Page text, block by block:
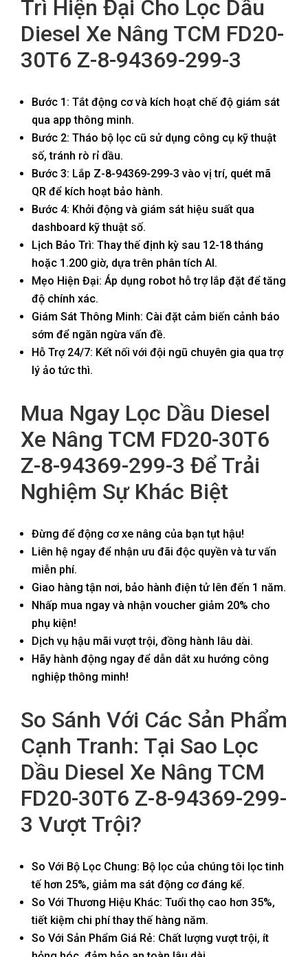
Trì Hiện Đại Cho Lọc Dầu
Diesel Xe Nâng TCM FD20-
30T6 Z-8-94369-299-3
Bước 1: Tắt động cơ và kích hoạt chế độ giám sát
qua app thông minh.
Bước 2: Tháo bộ lọc cũ sử dụng công cụ kỹ thuật
số, tránh rò rỉ dầu.
Bước 3: Lắp Z-8-94369-299-3 vào vị trí, quét mã
QR để kích hoạt bảo hành.
Bước 4: Khởi động và giám sát hiệu suất qua
dashboard kỹ thuật số.
Lịch Bảo Trì: Thay thế định kỳ sau 12-18 tháng
hoặc 1.200 giờ, dựa trên phân tích AI.
Mẹo Hiện Đại: Áp dụng robot hỗ trợ lắp đặt để tăng
độ chính xác.
Giám Sát Thông Minh: Cài đặt cảm biến cảnh báo
sớm để ngăn ngừa vấn đề.
Hỗ Trợ 24/7: Kết nối với đội ngũ chuyên gia qua trợ
lý ảo tức thì.
Mua Ngay Lọc Dầu Diesel
Xe Nâng TCM FD20-30T6
Z-8-94369-299-3 Để Trải
Nghiệm Sự Khác Biệt
Đừng để động cơ xe nâng của bạn tụt hậu!
Liên hệ ngay để nhận ưu đãi độc quyền và tư vấn
miễn phí.
Giao hàng tận nơi, bảo hành điện tử lên đến 1 năm.
Nhấp mua ngay và nhận voucher giảm 20% cho
phụ kiện!
Dịch vụ hậu mãi vượt trội, đồng hành lâu dài.
Hãy hành động ngay để dẫn dắt xu hướng công
nghiệp thông minh!
So Sánh Với Các Sản Phẩm
Cạnh Tranh: Tại Sao Lọc
Dầu Diesel Xe Nâng TCM
FD20-30T6 Z-8-94369-299-
3 Vượt Trội?
So Với Bộ Lọc Chung: Bộ lọc của chúng tôi lọc tinh
tế hơn 25%, giảm ma sát động cơ đáng kể.
So Với Thương Hiệu Khác: Tuổi thọ cao hơn 35%,
tiết kiệm chi phí thay thế hàng năm.
So Với Sản Phẩm Giá Rẻ: Chất lượng vượt trội, ít